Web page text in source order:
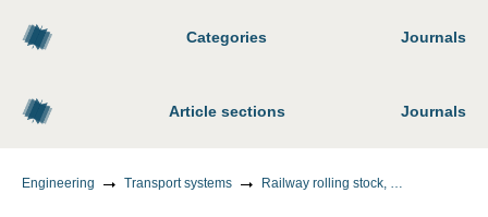
Categories Journals
Article sections Journals
Engineering Transport systems Railway rolling stock, train traction and electrification